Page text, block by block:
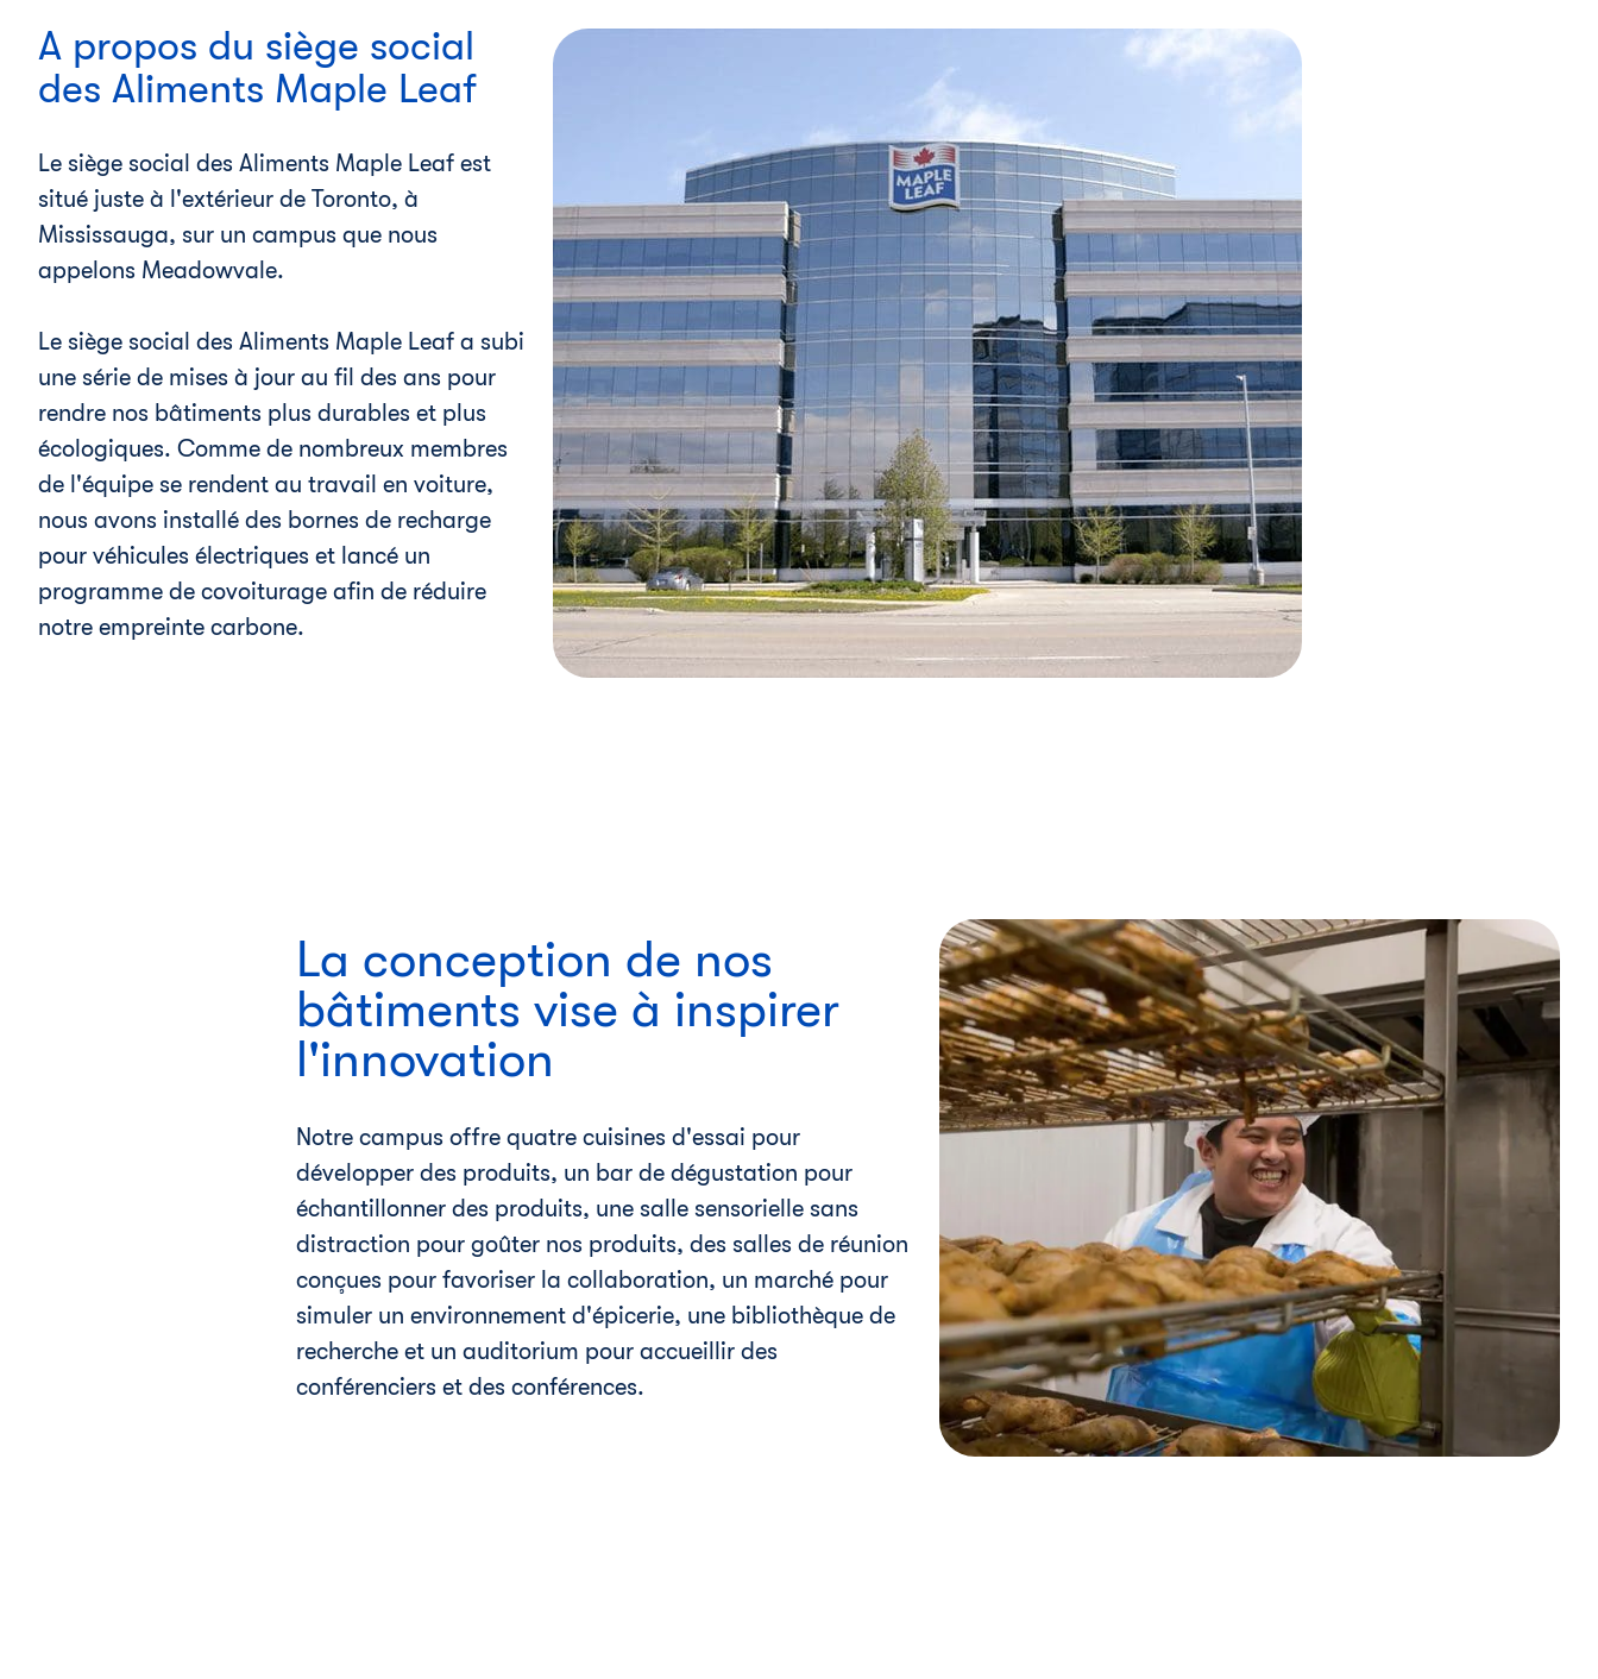
A propos du siège social
des Aliments Maple Leaf
Le siège social des Aliments Maple Leaf est
situé juste à l'extérieur de Toronto, à
Mississauga, sur un campus que nous
appelons Meadowvale.
Le siège social des Aliments Maple Leaf a subi
une série de mises à jour au fil des ans pour
rendre nos bâtiments plus durables et plus
écologiques. Comme de nombreux membres
de l'équipe se rendent au travail en voiture,
nous avons installé des bornes de recharge
pour véhicules électriques et lancé un
programme de covoiturage afin de réduire
notre empreinte carbone.
La conception de nos
bâtiments vise à inspirer
l'innovation
Notre campus offre quatre cuisines d'essai pour
développer des produits, un bar de dégustation pour
échantillonner des produits, une salle sensorielle sans
distraction pour goûter nos produits, des salles de réunion
conçues pour favoriser la collaboration, un marché pour
simuler un environnement d'épicerie, une bibliothèque de
recherche et un auditorium pour accueillir des
conférenciers et des conférences.